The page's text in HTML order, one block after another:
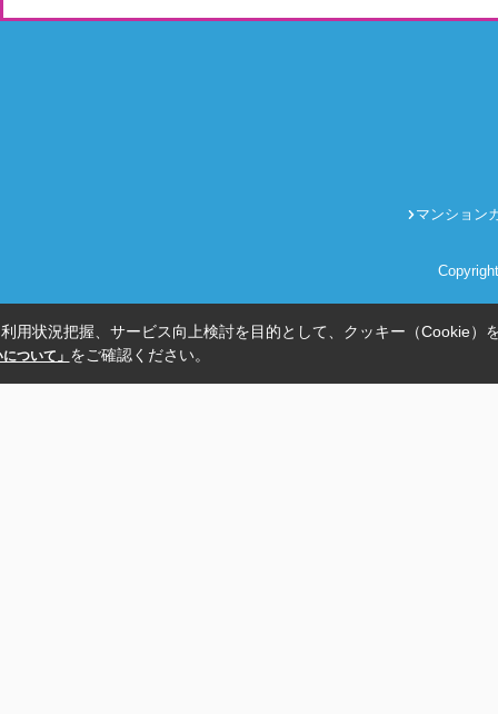
マンション
用状況把握、サービス向上検討を目的として、クッキー（Cookie）
ついて」 をご確認ください。